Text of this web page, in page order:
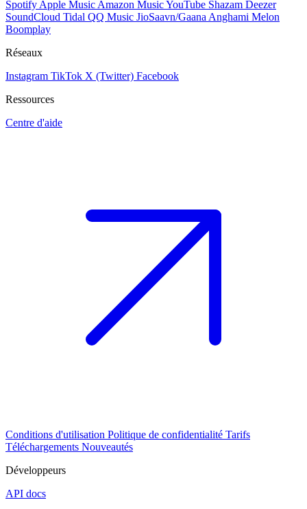
Spotify Apple Music Amazon MusicYouTube Shazam Deezer
SoundCloud Tidal QQ Music JioSaavn/Gaana Anghami Melon
Boomplay
Réseaux
Instagram TikTok X (Twitter) Facebook
Ressources
Centre d'aide
Conditions d'utilisation Politique de confidentialité Tarifs
Téléchargements Nouveautés
Développeurs
API docs